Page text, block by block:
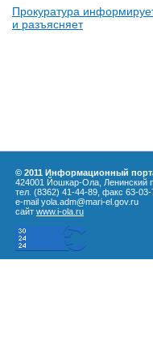
Прокуратура
и разъясняет
© 2011 Информационный
424001 Йошкар-Ола, Ленинский
тел. (8362) 41-44-89, факс 63-03-
e-mail yola.adm@mari-el.gov.ru
сайт www.i-ola.ru